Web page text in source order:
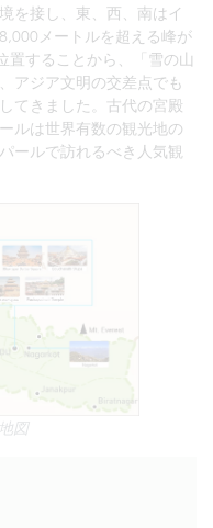
を接し、東、西、南はイ
メートルを超える峰が
置することから、「雪の山
アジア文明の交差点でも
てきました。古代の宮殿
ルは世界有数の観光地の
ールで訪れるべき人気観
図